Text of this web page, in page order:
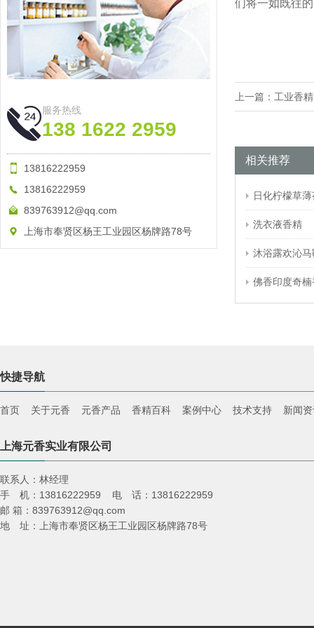
服务热线
138 1622 2959
13816222959
13816222959
839763912@qq.com
上海市奉贤区杨王工业园区杨牌路78号
们将一如既往
上一篇： 工业香精
相关推荐
日化柠檬草
洗衣液香精
沐浴露欢沁
佛香印度奇楠
快捷导航
首页 关于元香 元香产品 香精百科 案例中心 技术支持 新闻
上海元香实业有限公司
联系人：林经理
手 机：13816222959 电 话：13816222959
邮 箱：839763912@qq.com
地 址：上海市奉贤区杨王工业园区杨牌路78号